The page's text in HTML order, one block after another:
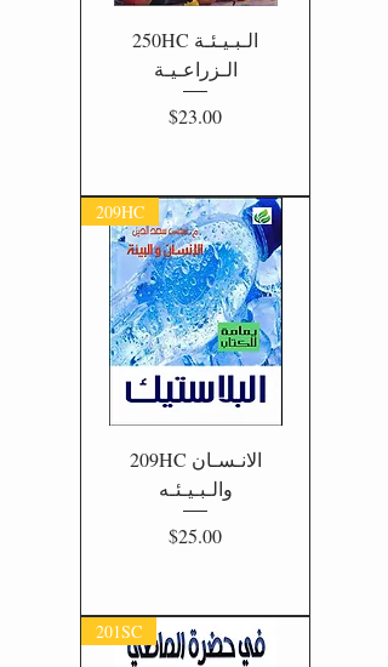
250HC الـبـيـئـة
الـزراعـيـة
Price
$23.00
209HC
209HC الانـسـان
والـبـيـئـه
Price
$25.00
201SC